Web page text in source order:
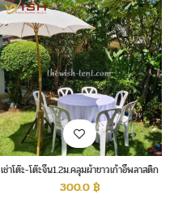
เช่าโต๊ะ-โต๊ะจีน1.2ม.คลุมผ้าขาวเก้าอี้พลาสติก
ไม่คลุมผ้า
300.0฿